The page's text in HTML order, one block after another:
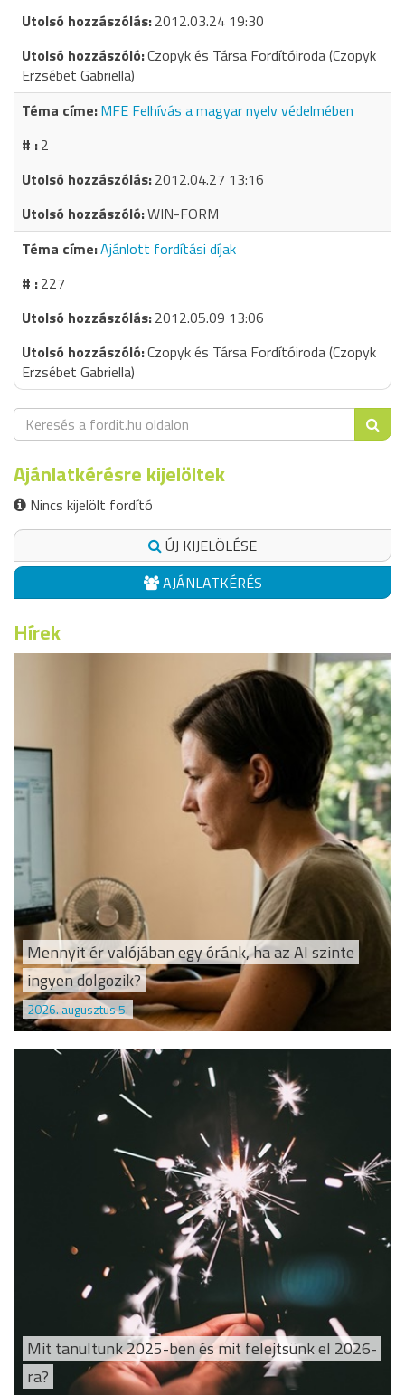
2012.03.24 19:30
Czopyk és Társa Fordítóiroda (Czopyk
Erzsébet Gabriella)
MFE Felhívás a magyar nyelv védelmében
2
2012.04.27 13:16
WIN-FORM
Ajánlott fordítási díjak
227
2012.05.09 13:06
Czopyk és Társa Fordítóiroda (Czopyk
Erzsébet Gabriella)
Ajánlatkérésre kijelöltek
Nincs kijelölt fordító
ÚJ KIJELÖLÉSE
AJÁNLATKÉRÉS
Hírek
Mennyit ér valójában egy óránk, ha az AI szinte
ingyen dolgozik?
2026. augusztus 5.
Mit tanultunk 2025-ben és mit felejtsünk el 2026-
ra?